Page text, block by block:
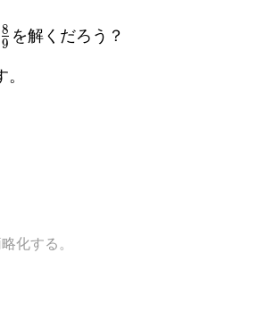
9
8 を解くだろう？
化する。